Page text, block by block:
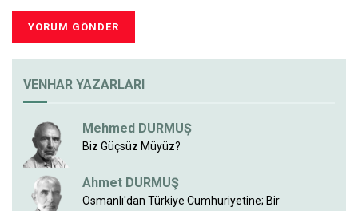
VENHAR YAZARLARI
Mehmed DURMUŞ
Biz Güçsüz Müyüz?
Ahmet DURMUŞ
Osmanlı'dan Türkiye Cumhuriyetine; Bir